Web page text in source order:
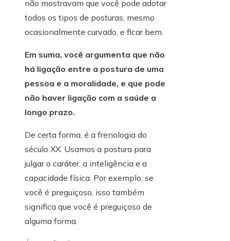
não mostravam que você pode adotar
todos os tipos de posturas, mesmo
ocasionalmente curvado, e ficar bem.
Em suma, você argumenta que não
há ligação entre a postura de uma
pessoa e a moralidade, e que pode
não haver ligação com a saúde a
longo prazo.
De certa forma, é a frenologia do
século XX. Usamos a postura para
julgar o caráter, a inteligência e a
capacidade física. Por exemplo, se
você é preguiçoso, isso também
significa que você é preguiçoso de
alguma forma.